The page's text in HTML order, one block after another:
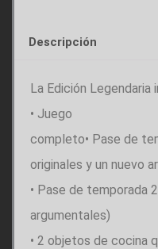
Descripción
La Edición Legendaria
• Juego
completo• Pase de
originales y un nuevo
• Pase de temporada
argumentales)
• 2 objetos de cocina